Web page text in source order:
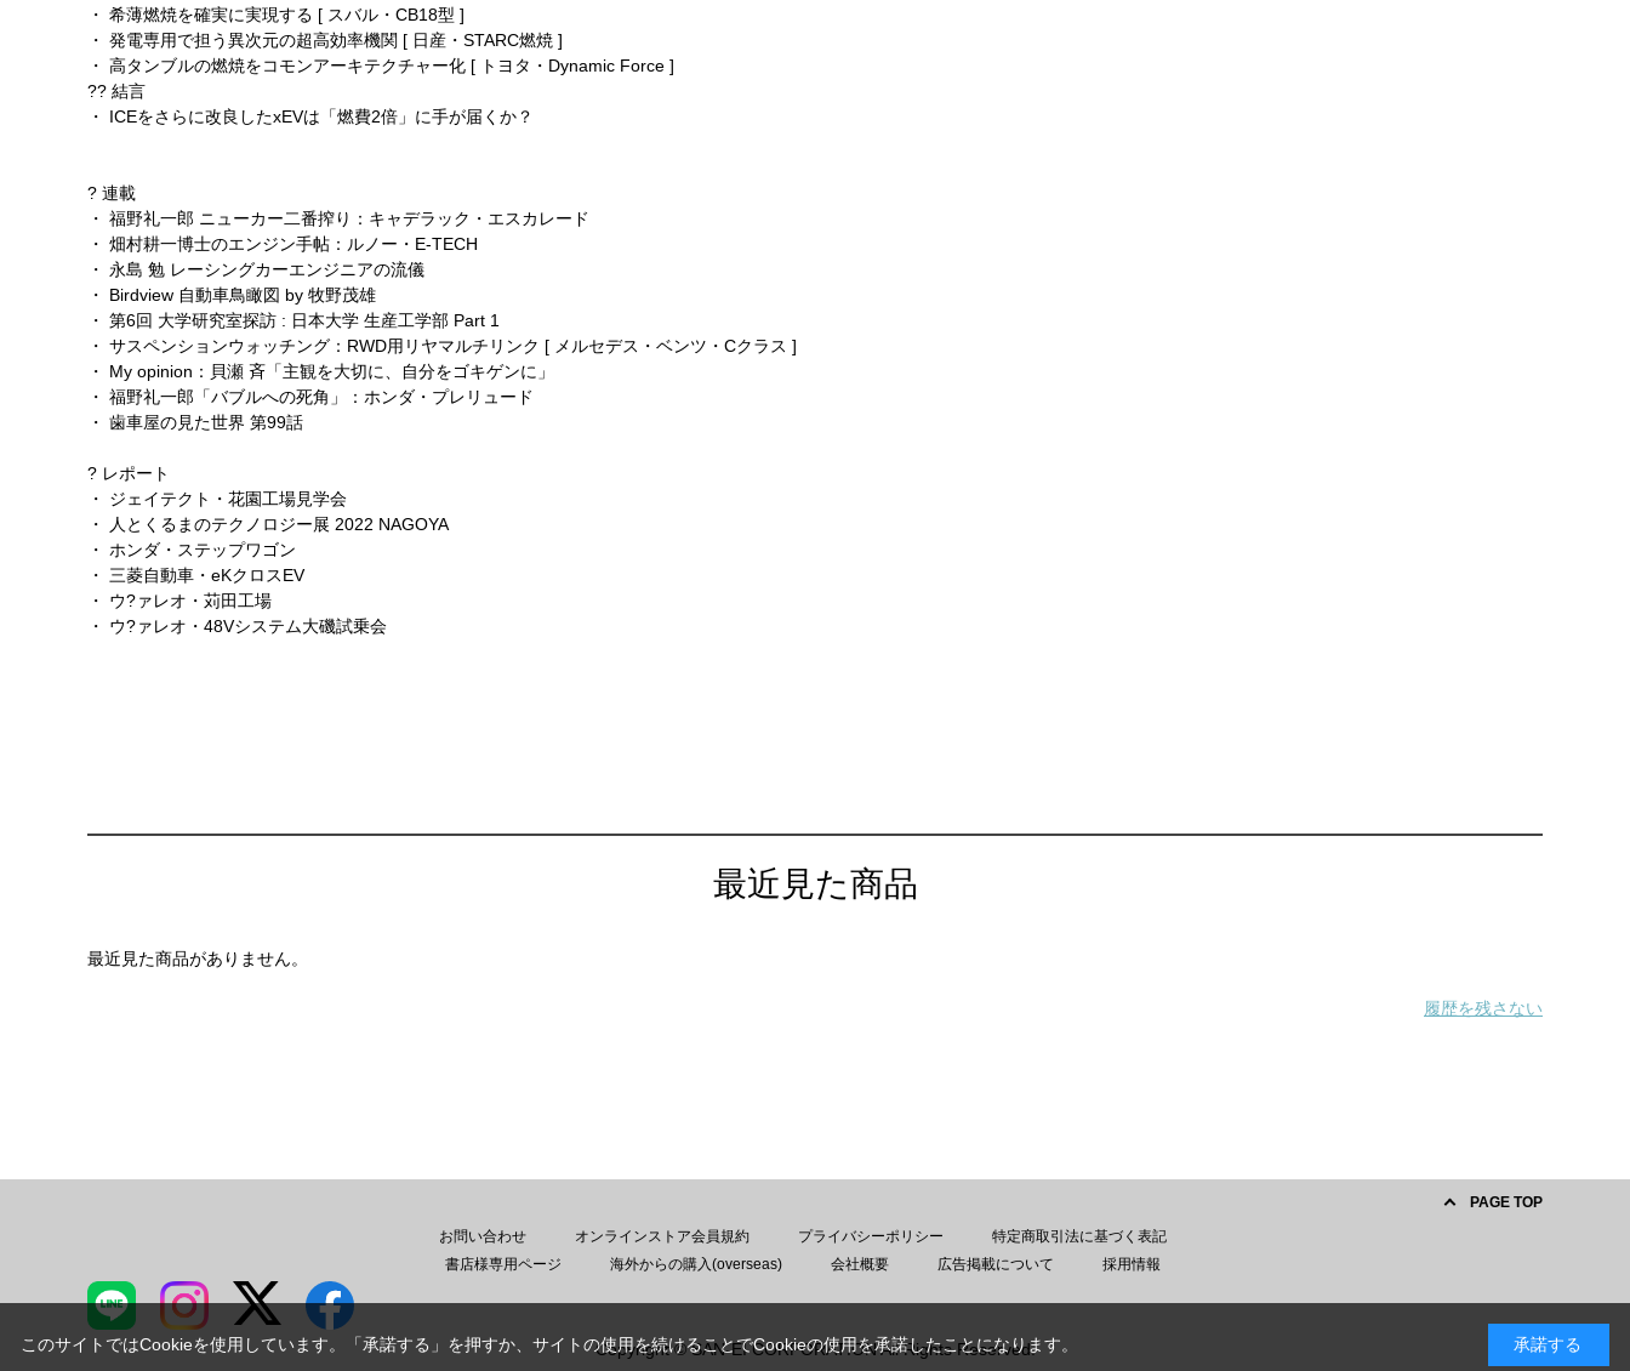
・ 希薄燃焼を確実に実現する [ スバル・CB18型 ]
・ 発電専用で担う異次元の超高効率機関 [ 日産・STARC燃焼 ]
・ 高タンブルの燃焼をコモンアーキテクチャー化 [ トヨタ・Dynamic Force ]
?? 結言
・ ICEをさらに改良したxEVは「燃費2倍」に手が届くか？
? 連載
・ 福野礼一郎 ニューカー二番搾り：キャデラック・エスカレード
・ 畑村耕一博士のエンジン手帖：ルノー・E-TECH
・ 永島 勉 レーシングカーエンジニアの流儀
・ Birdview 自動車鳥瞰図 by 牧野茂雄
・ 第6回 大学研究室探訪 : 日本大学 生産工学部 Part 1
・ サスペンションウォッチング：RWD用リヤマルチリンク [ メルセデス・ベンツ・Cクラス ]
・ My opinion：貝瀬 斉「主観を大切に、自分をゴキゲンに」
・ 福野礼一郎「バブルへの死角」：ホンダ・プレリュード
・ 歯車屋の見た世界 第99話
? レポート
・ ジェイテクト・花園工場見学会
・ 人とくるまのテクノロジー展 2022 NAGOYA
・ ホンダ・ステップワゴン
・ 三菱自動車・eKクロスEV
・ ウ?ァレオ・苅田工場
・ ウ?ァレオ・48Vシステム大磯試乗会
最近見た商品
最近見た商品がありません。
履歴を残さない
PAGE TOP
お問い合わせ
オンラインストア会員規約 プライバシーポリシー
特定商取引法に基づく表記
書店様専用ページ
海外からの購入(overseas) 会社概要 広告掲載について 採用情報
Copyright © SAN-EI CORPORATION All Rights Reserved.
このサイトではCookieを使用しています。「承諾する」を押すか、サイトの使用を続けることでCookieの使用を承諾したことになります。 承諾する